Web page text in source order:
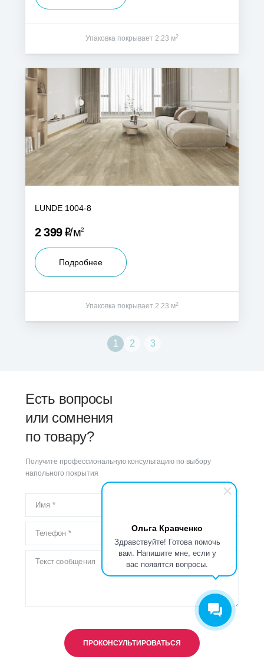
Ольга Кравченко
Здравствуйте! Готова помочь
вам. Напишите мне, если у
вас появятся вопросы.
Упаковка покрывает 2.23 м2
LUNDE 1004-8
2 399Р м2
Подробнее
Упаковка покрывает 2.23 м2
1 2 3
Есть вопросы
или сомнения
по товару?
Получите профессиональную консультацию по выбору
напольного покрытия
ПРОКОНСУЛЬТИРОВАТЬСЯ